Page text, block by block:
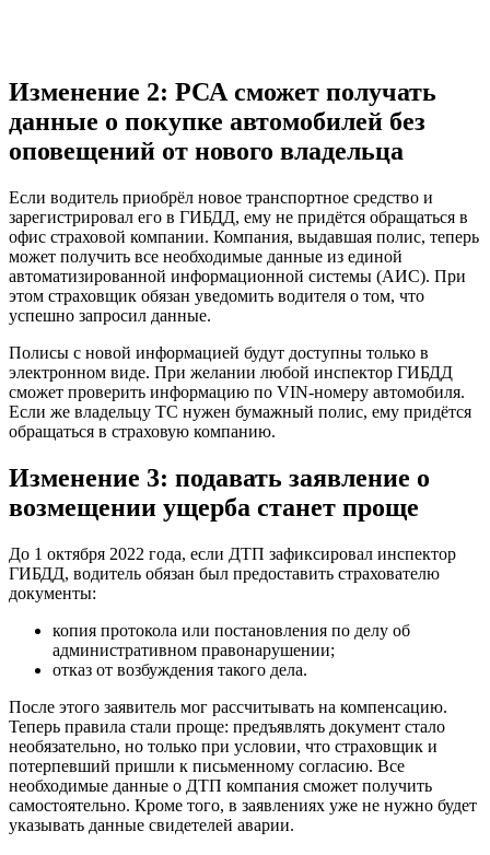
Изменение 2: РСА сможет получать
данные о покупке автомобилей без
оповещений от нового владельца
Если водитель приобрёл новое транспортное средство и
зарегистрировал его в ГИБДД, ему не придётся обращаться в
офис страховой компании. Компания, выдавшая полис, теперь
может получить все необходимые данные из единой
автоматизированной информационной системы (АИС). При
этом страховщик обязан уведомить водителя о том, что
успешно запросил данные.
Полисы с новой информацией будут доступны только в
электронном виде. При желании любой инспектор ГИБДД
сможет проверить информацию по VIN-номеру автомобиля.
Если же владельцу ТС нужен бумажный полис, ему придётся
обращаться в страховую компанию.
Изменение 3: подавать заявление о
возмещении ущерба станет проще
До 1 октября 2022 года, если ДТП зафиксировал инспектор
ГИБДД, водитель обязан был предоставить страхователю
документы:
копия протокола или постановления по делу об
административном правонарушении;
отказ от возбуждения такого дела.
После этого заявитель мог рассчитывать на компенсацию.
Теперь правила стали проще: предъявлять документ стало
необязательно, но только при условии, что страховщик и
потерпевший пришли к письменному согласию. Все
необходимые данные о ДТП компания сможет получить
самостоятельно. Кроме того, в заявлениях уже не нужно будет
указывать данные свидетелей аварии.